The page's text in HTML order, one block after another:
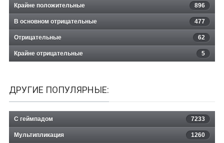
Крайне положительные 896
В основном отрицательные 477
Отрицательные 62
Крайне отрицательные 5
ДРУГИЕ ПОПУЛЯРНЫЕ:
С геймпадом 7233
Мультипликация 1260